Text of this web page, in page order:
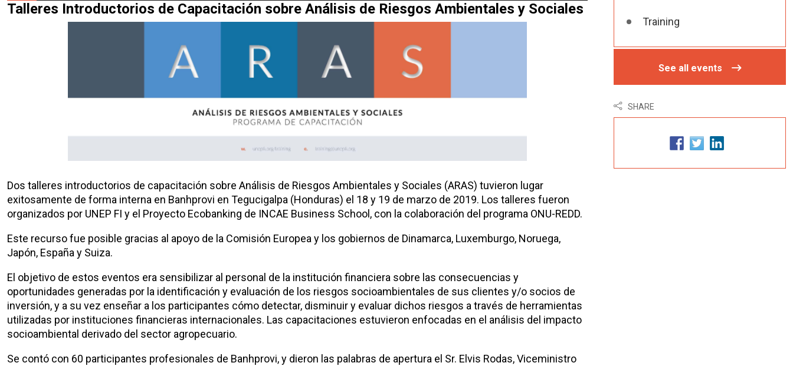
Talleres Introductorios de Capacitación sobre Análisis de Riesgos Ambientales y Sociales
Dos talleres introductorios de capacitación sobre Análisis de Riesgos Ambientales y Sociales (ARAS) tuvieron lugar
exitosamente de forma interna en Banhprovi en Tegucigalpa (Honduras) el 18 y 19 de marzo de 2019. Los talleres fueron
organizados por UNEP FI y el Proyecto Ecobanking de INCAE Business School, con la colaboración del programa ONU-REDD.
Este recurso fue posible gracias al apoyo de la Comisión Europea y los gobiernos de Dinamarca, Luxemburgo, Noruega,
Japón, España y Suiza.
El objetivo de estos eventos era sensibilizar al personal de la institución financiera sobre las consecuencias y
oportunidades generadas por la identificación y evaluación de los riesgos socioambientales de sus clientes y/o socios de
inversión, y a su vez enseñar a los participantes cómo detectar, disminuir y evaluar dichos riesgos a través de herramientas
utilizadas por instituciones financieras internacionales. Las capacitaciones estuvieron enfocadas en el análisis del impacto
socioambiental derivado del sector agropecuario.
Se contó con 60 participantes profesionales de Banhprovi, y dieron las palabras de apertura el Sr. Elvis Rodas, Viceministro
Training
See all events
SHARE